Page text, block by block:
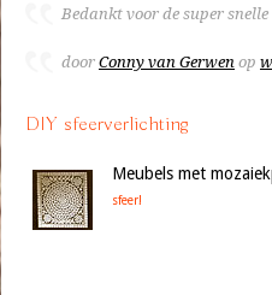
Bedankt voor de super
door Conny van Gerwen op
DIY sfeerverlichting
Meubels met
sfeer!